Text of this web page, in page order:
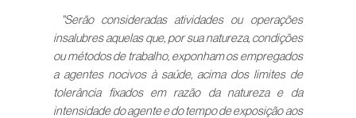
"Serão consideradas atividades ou operações
insalubres aquelas que, por sua natureza, condições
ou métodos de trabalho, exponham os empregados
a agentes nocivos à saúde, acima dos limites de
tolerância fixados em razão da natureza e da
intensidade do agente e do tempo de exposição aos